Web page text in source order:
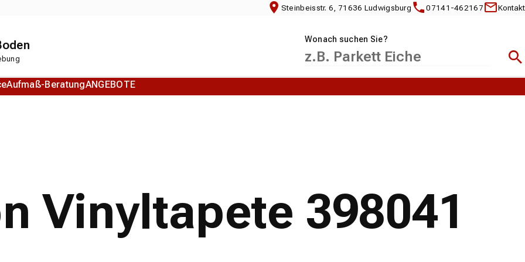
Steinbeisstr. 6, 71636 Ludwigsburg 07141-462167 Kontakt
Wonach suchen Sie?
Aufmaß-BeratungANGEBOTE
Vinyltapete 398041